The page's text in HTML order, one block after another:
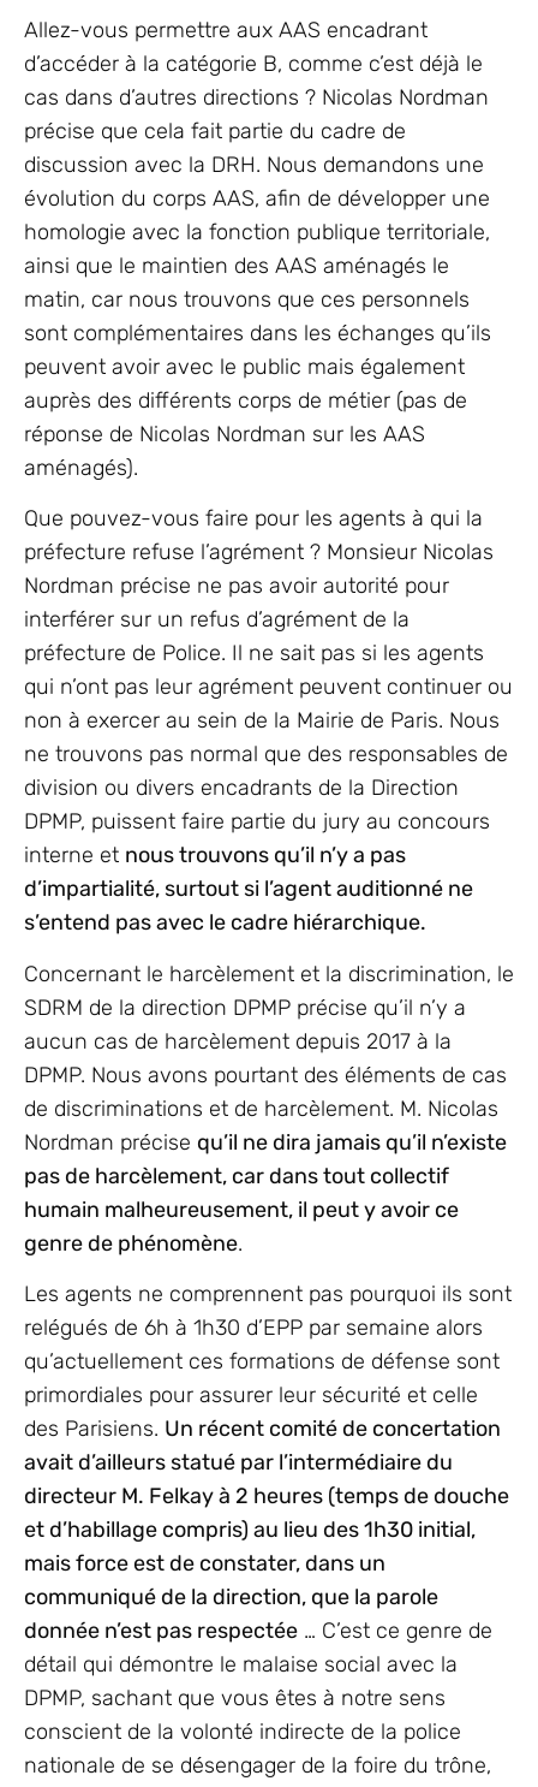
Allez-vous permettre aux AAS encadrant
d’accéder à la catégorie B, comme c’est déjà le
cas dans d’autres directions ? Nicolas Nordman
précise que cela fait partie du cadre de
discussion avec la DRH. Nous demandons une
évolution du corps AAS, afin de développer une
homologie avec la fonction publique territoriale,
ainsi que le maintien des AAS aménagés le
matin, car nous trouvons que ces personnels
sont complémentaires dans les échanges qu’ils
peuvent avoir avec le public mais également
auprès des différents corps de métier (pas de
réponse de Nicolas Nordman sur les AAS
aménagés).
Que pouvez-vous faire pour les agents à qui la
préfecture refuse l’agrément ? Monsieur Nicolas
Nordman précise ne pas avoir autorité pour
interférer sur un refus d’agrément de la
préfecture de Police. Il ne sait pas si les agents
qui n’ont pas leur agrément peuvent continuer ou
non à exercer au sein de la Mairie de Paris. Nous
ne trouvons pas normal que des responsables de
division ou divers encadrants de la Direction
DPMP, puissent faire partie du jury au concours
interne et nous trouvons qu’il n’y a pas
d’impartialité, surtout si l’agent auditionné ne
s’entend pas avec le cadre hiérarchique.
Concernant le harcèlement et la discrimination, le
SDRM de la direction DPMP précise qu’il n’y a
aucun cas de harcèlement depuis 2017 à la
DPMP. Nous avons pourtant des éléments de cas
de discriminations et de harcèlement. M. Nicolas
Nordman précise qu’il ne dira jamais qu’il n’existe
pas de harcèlement, car dans tout collectif
humain malheureusement, il peut y avoir ce
genre de phénomène.
Les agents ne comprennent pas pourquoi ils sont
relégués de 6h à 1h30 d’EPP par semaine alors
qu’actuellement ces formations de défense sont
primordiales pour assurer leur sécurité et celle
des Parisiens. Un récent comité de concertation
avait d’ailleurs statué par l’intermédiaire du
directeur M. Felkay à 2 heures (temps de douche
et d’habillage compris) au lieu des 1h30 initial,
mais force est de constater, dans un
communiqué de la direction, que la parole
donnée n’est pas respectée … C’est ce genre de
détail qui démontre le malaise social avec la
DPMP, sachant que vous êtes à notre sens
conscient de la volonté indirecte de la police
nationale de se désengager de la foire du trône,